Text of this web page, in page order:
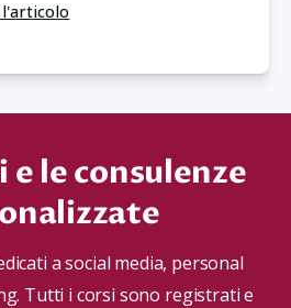
l'articolo
e le consulenze
a social media, personal
Tutti i corsi sono registrati e